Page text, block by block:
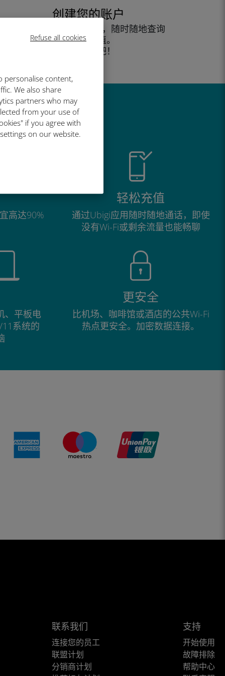
Refuse all cookies
personalise content,
We also share
partners who may
from your use of
if you agree with
on our website.
创建您的账户
开始使用您的数据套餐，随时随地查询
余额并充值。
尽情享受吧！
高达90%
轻松充值
通过Ubigi应用随时随地通话，即使
没有Wi-Fi或剩余流量也能畅聊
、平板电
系统的
更安全
比机场、咖啡馆或酒店的公共Wi-Fi
热点更安全。加密数据连接。
联系我们
连接您的员工
联盟计划
分销商计划
支持
开始使用
故障排除
帮助中心